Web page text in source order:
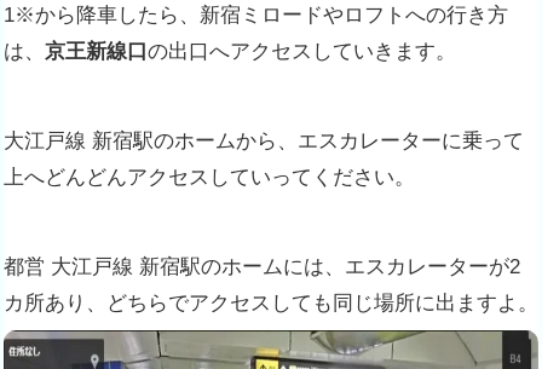
1※から降車したら、新宿ミロードやロフトへの行き方
は、 京王新線口 の出口へアクセスしていきます。
大江戸線 新宿駅のホームから、エスカレーターに乗って
上へどんどんアクセスしていってください。
都営 大江戸線 新宿駅のホームには、エスカレーターが2
カ所あり、どちらでアクセスしても同じ場所に出ますよ。